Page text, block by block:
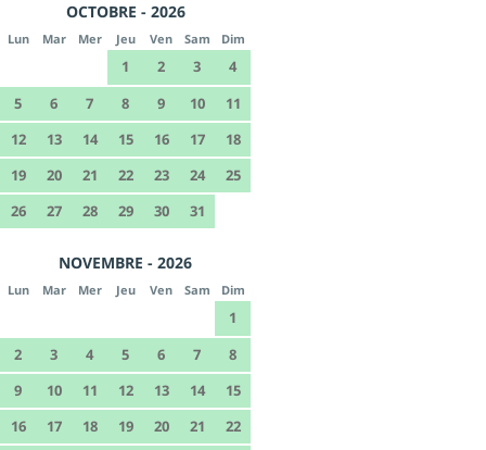
OCTOBRE - 2026
Lun Mar Mer Jeu Ven Sam Dim
1 2 3
4
5
6 7 8 9 10
11
12
13 14 15 16 17
18
19
20 21 22 23 24
25
26
27 28 29 30 31
NOVEMBRE - 2026
Lun Mar Mer Jeu Ven Sam Dim
1
2
3 4 5 6 7
8
9
10 11 12 13 14
15
16
17 18 19 20 21
22